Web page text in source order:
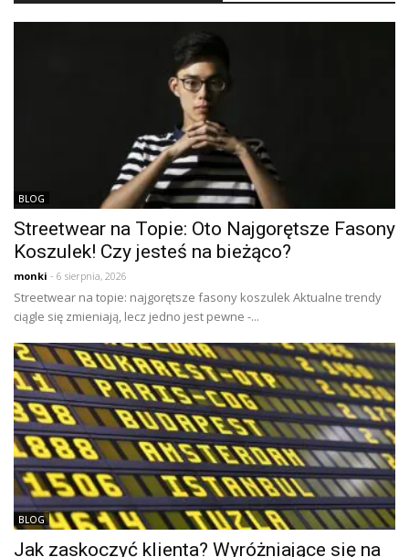
BLOG
Streetwear na Topie: Oto Najgorętsze Fasony
Koszulek! Czy jesteś na bieżąco?
monki - 6 sierpnia, 2026
Streetwear na topie: najgorętsze fasony koszulek Aktualne trendy
ciągle się zmieniają, lecz jedno jest pewne -...
BLOG
Jak zaskoczyć klienta? Wyróżniające się na